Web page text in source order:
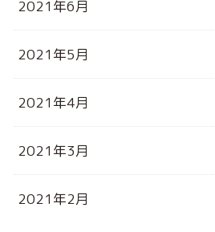
2021年6月
2021年5月
2021年4月
2021年3月
2021年2月